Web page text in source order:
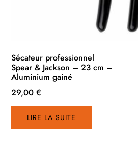
Sécateur professionnel
Spear & Jackson – 23 cm –
Aluminium gainé
29,00€
LIRE LA SUITE